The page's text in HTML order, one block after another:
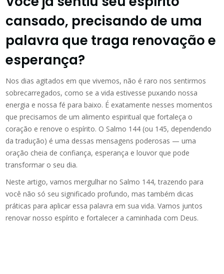
cansado, precisando de uma
palavra que traga renovação e
esperança?
Nos dias agitados em que vivemos, não é raro nos sentirmos
sobrecarregados, como se a vida estivesse puxando nossa
energia e nossa fé para baixo. É exatamente nesses momentos
que precisamos de um alimento espiritual que fortaleça o
coração e renove o espírito. O Salmo 144 (ou 145, dependendo
da tradução) é uma dessas mensagens poderosas — uma
oração cheia de confiança, esperança e louvor que pode
transformar o seu dia.
Neste artigo, vamos mergulhar no Salmo 144, trazendo para
você não só seu significado profundo, mas também dicas
práticas para aplicar essa palavra em sua vida. Vamos juntos
renovar nosso espírito e fortalecer a caminhada com Deus.